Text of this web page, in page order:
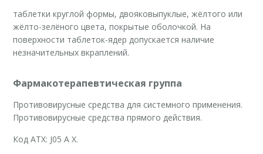
таблетки круглой формы, двояковыпуклые, жёлтого или
жёлто-зелёного цвета, покрытые оболочкой. На
поверхности таблеток-ядер допускается наличие
незначительных вкраплений.
Фармакотерапевтичеcкая группа
Противовирусные средства для системного применения.
Противовирусные средства прямого действия.
Код ATХ: J05 A Х.